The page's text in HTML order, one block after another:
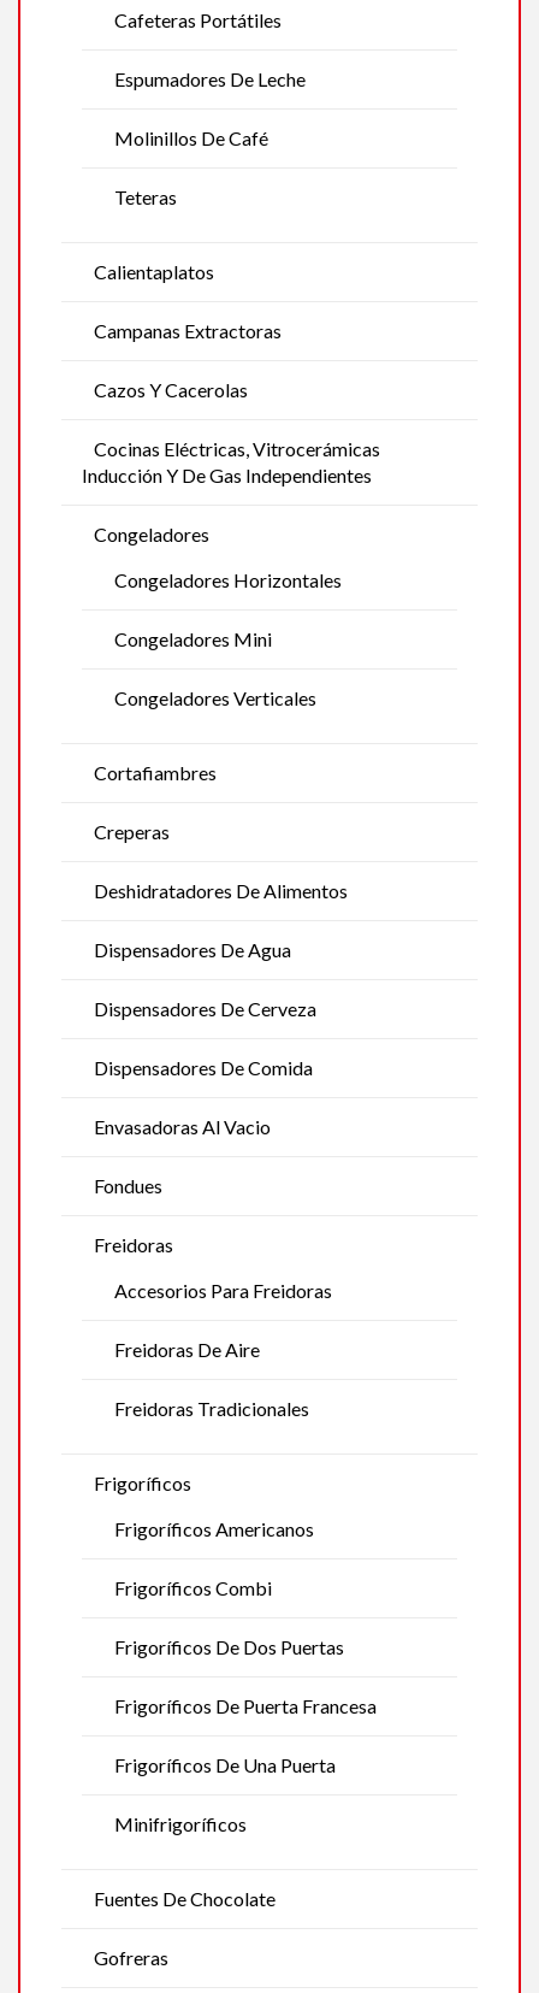
Cafeteras Portátiles
Espumadores De Leche
Molinillos De Café
Teteras
Calientaplatos
Campanas Extractoras
Cazos Y Cacerolas
Cocinas Eléctricas, Vitrocerámicas
Inducción Y De Gas Independientes
Congeladores
Congeladores Horizontales
Congeladores Mini
Congeladores Verticales
Cortafiambres
Creperas
Deshidratadores De Alimentos
Dispensadores De Agua
Dispensadores De Cerveza
Dispensadores De Comida
Envasadoras Al Vacio
Fondues
Freidoras
Accesorios Para Freidoras
Freidoras De Aire
Freidoras Tradicionales
Frigoríficos
Frigoríficos Americanos
Frigoríficos Combi
Frigoríficos De Dos Puertas
Frigoríficos De Puerta Francesa
Frigoríficos De Una Puerta
Minifrigoríficos
Fuentes De Chocolate
Gofreras